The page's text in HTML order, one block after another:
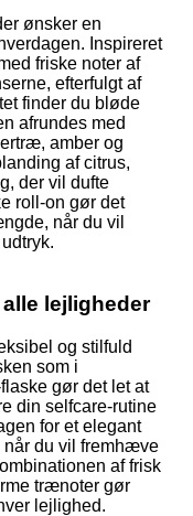
ønsker en
Inspireret
friske noter af
efterfulgt af
finder du bløde
afrundes med
amber og
af citrus,
der vil dufte
roll-on gør det
når du vil
lejligheder
og stilfuld
som i
gør det let at
din selfcare-rutine
for et elegant
når du vil fremhæve
af frisk
trænoter gør
lejlighed.